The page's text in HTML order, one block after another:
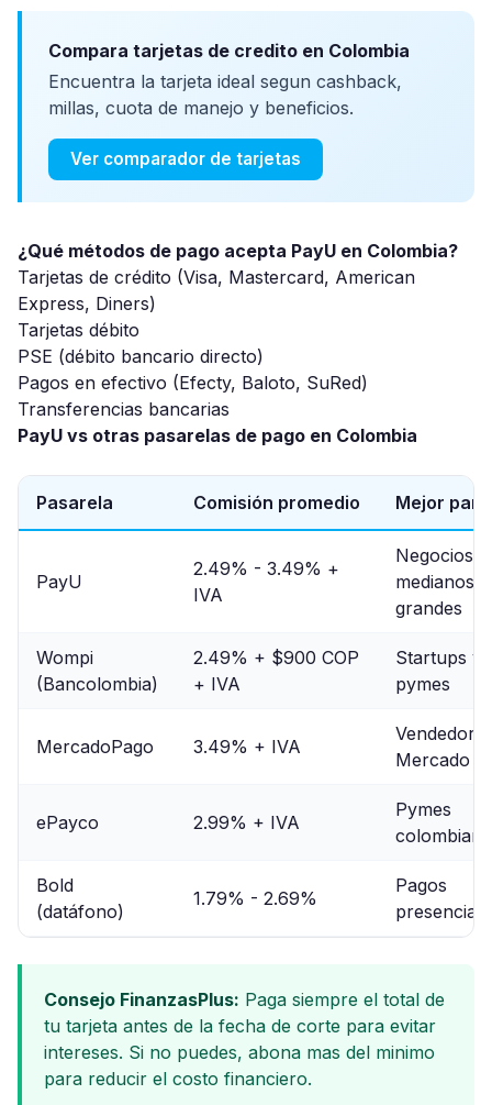
Compara tarjetas de credito en Colombia
Encuentra la tarjeta ideal segun cashback,
millas, cuota de manejo y beneficios.
Ver comparador de tarjetas
¿Qué métodos de pago acepta PayU en Colombia?
Tarjetas de crédito (Visa, Mastercard, American
Express, Diners)
Tarjetas débito
PSE (débito bancario directo)
Pagos en efectivo (Efecty, Baloto, SuRed)
Transferencias bancarias
PayU vs otras pasarelas de pago en Colombia
Pasarela Comisión promedio Mejor para
PayU
2.49% - 3.49% +
IVA
Negocios
medianos y
grandes
Wompi
(Bancolombia)
2.49% + $900 COP
+ IVA
Startups y
pymes
MercadoPago 3.49% + IVA
Mercado
ePayco 2.99% + IVA
Pymes
Bold
(datáfono)
1.79% - 2.69%
Pagos
Consejo FinanzasPlus: Paga siempre el total de
tu tarjeta antes de la fecha de corte para evitar
intereses. Si no puedes, abona mas del minimo
para reducir el costo financiero.